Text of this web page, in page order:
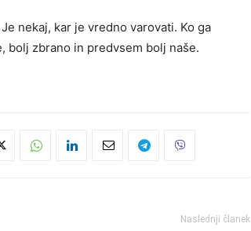
nekaj, kar je vredno varovati. Ko ga
bolj zbrano in predvsem bolj naše.
Naslednji članek